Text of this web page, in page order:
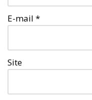
E-mail *
Site